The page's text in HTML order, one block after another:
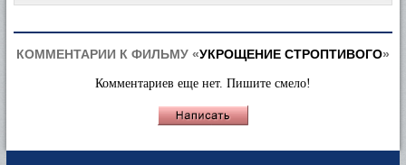
КОММЕНТАРИИ К ФИЛЬМУ «УКРОЩЕНИЕ СТРОПТИВОГО»
Комментариев еще нет. Пишите смело!